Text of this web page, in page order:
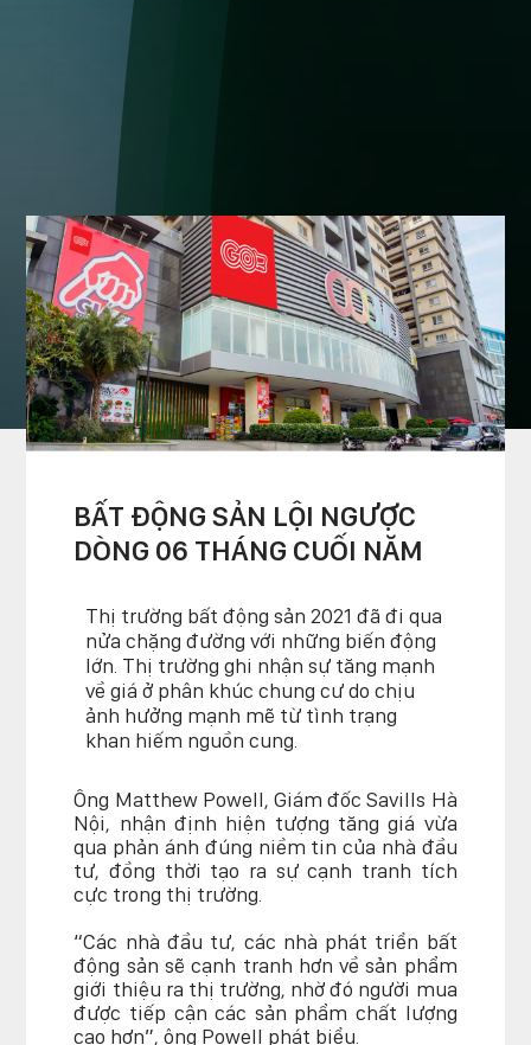
TIN THỊ TRƯỜNG
trang chủ » tin tức & sự kiện » tin thị trường
BẤT ĐỘNG SẢN LỘI NGƯỢC
DÒNG 06 THÁNG CUỐI NĂM
Thị trường bất động sản 2021 đã đi qua
nửa chặng đường với những biến động
lớn. Thị trường ghi nhận sự tăng mạnh
về giá ở phân khúc chung cư do chịu
ảnh hưởng mạnh mẽ từ tình trạng
khan hiếm nguồn cung.
Ông Matthew Powell, Giám đốc Savills Hà
Nội, nhận định hiện tượng tăng giá vừa
qua phản ánh đúng niềm tin của nhà đầu
tư, đồng thời tạo ra sự cạnh tranh tích
cực trong thị trường.
“Các nhà đầu tư, các nhà phát triển bất
động sản sẽ cạnh tranh hơn về sản phẩm
giới thiệu ra thị trường, nhờ đó người mua
được tiếp cận các sản phẩm chất lượng
cao hơn”, ông Powell phát biểu.